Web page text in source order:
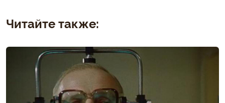
Читайте также: